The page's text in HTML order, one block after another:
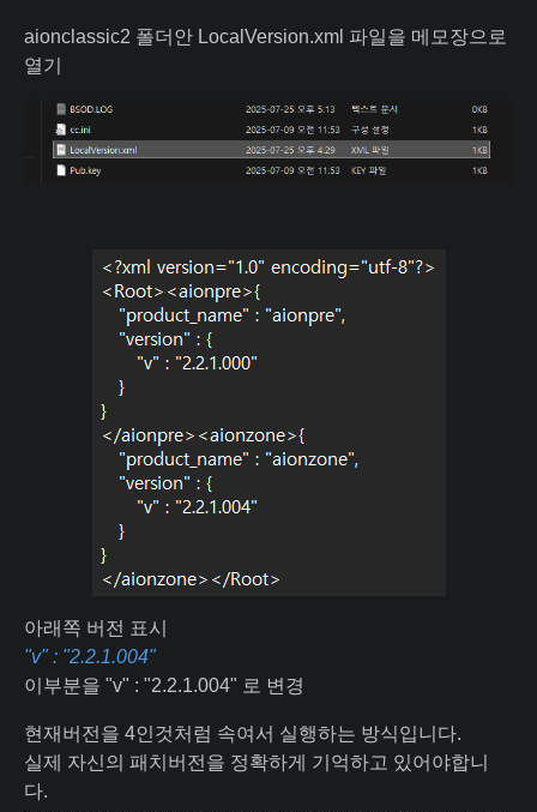
aionclassic2 폴더안 LocalVersion.xml 파일을 메모장으로
열기
아래쪽 버전 표시
"v" : "2.2.1.004"
이부분을 "v" : "2.2.1.004" 로 변경
현재버전을 4인것처럼 속여서 실행하는 방식입니다.
실제 자신의 패치버전을 정확하게 기억하고 있어야합니
다.